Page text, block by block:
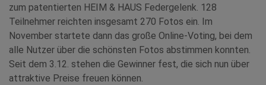
zum patentierten HEIM & HAUS Federgelenk. 128
Teilnehmer reichten insgesamt 270 Fotos ein. Im
November startete dann das große Online-Voting, bei dem
alle Nutzer über die schönsten Fotos abstimmen konnten.
Seit dem 3.12. stehen die Gewinner fest, die sich nun über
attraktive Preise freuen können.